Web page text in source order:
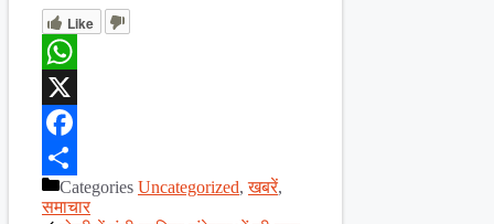
Like
WhatsApp
X
Facebook
ShareCategories Uncategorized,खबरें,
समाचार